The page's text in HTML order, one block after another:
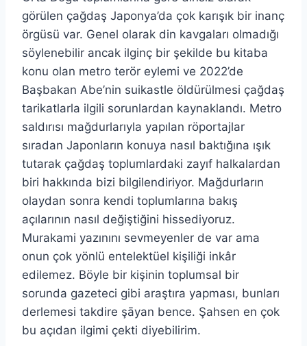
görülen çağdaş Japonya’da çok karışık bir inanç
örgüsü var. Genel olarak din kavgaları olmadığı
söylenebilir ancak ilginç bir şekilde bu kitaba
konu olan metro terör eylemi ve 2022’de
Başbakan Abe’nin suikastle öldürülmesi çağdaş
tarikatlarla ilgili sorunlardan kaynaklandı. Metro
saldırısı mağdurlarıyla yapılan röportajlar
sıradan Japonların konuya nasıl baktığına ışık
tutarak çağdaş toplumlardaki zayıf halkalardan
biri hakkında bizi bilgilendiriyor. Mağdurların
olaydan sonra kendi toplumlarına bakış
açılarının nasıl değiştiğini hissediyoruz.
Murakami yazınını sevmeyenler de var ama
onun çok yönlü entelektüel kişiliği inkâr
edilemez. Böyle bir kişinin toplumsal bir
sorunda gazeteci gibi araştıra yapması, bunları
derlemesi takdire şāyan bence. Şahsen en çok
bu açıdan ilgimi çekti diyebilirim.